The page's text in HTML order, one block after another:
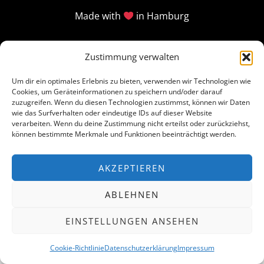
Zustimmung verwalten
Um dir ein optimales Erlebnis zu bieten, verwenden wir Technologien wie
Cookies, um Geräteinformationen zu speichern und/oder darauf
zuzugreifen. Wenn du diesen Technologien zustimmst, können wir Daten
wie das Surfverhalten oder eindeutige IDs auf dieser Website
verarbeiten. Wenn du deine Zustimmung nicht erteilst oder zurückziehst,
können bestimmte Merkmale und Funktionen beeinträchtigt werden.
AKZEPTIEREN
ABLEHNEN
EINSTELLUNGEN ANSEHEN
Cookie-RichtlinieDatenschutzerklärungImpressum
Made with in Hamburg